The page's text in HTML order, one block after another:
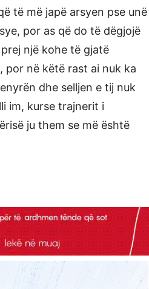
të më japë arsyen pse unë
por as që do të dëgjojë
një kohe të gjatë
në këtë rast ai nuk ka
dhe selljen e tij nuk
im, kurse trajnerit i
ju them se më është